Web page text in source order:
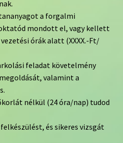
a forgalmi
mondott el, vagy kellett
órák alatt (XXXX.-Ft/
feladat követelmény
valamint a
nélkül (24 óra/nap) tudod
és sikeres vizsgát